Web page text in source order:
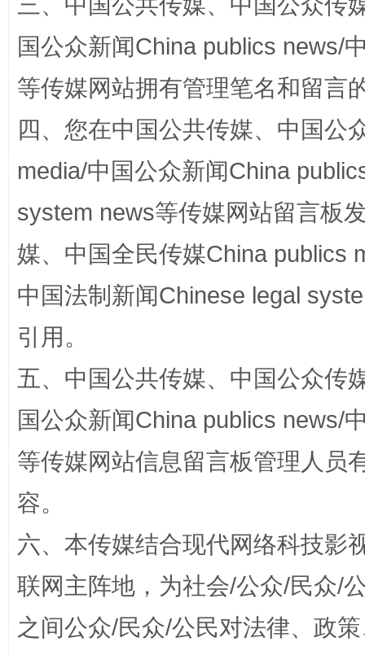
“蜀中异人”王建安的艺术幻境
完善运行机制助力责任有效落实 一纸欠
东山县通报“牛蛙产品抗生素超标问题”
国公众新闻China publics news/
等传媒网站拥有管理笔名和留言
四、您在中国公共传媒、中国公
media/中国公众新闻China
system news等传媒网站留言板
媒、中国全民传媒China publics
中国法制新闻Chinese legal
引用。
五、中国公共传媒、中国公众传
国公众新闻China publics news/
等传媒网站信息留言板管理人员
容。
六、本传媒结合现代网络科技影
联网主阵地，为社会/公众/民众/
之间公众/民众/公民对法律、政